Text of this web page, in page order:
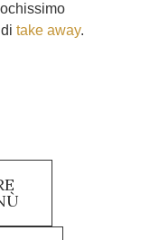
take away.